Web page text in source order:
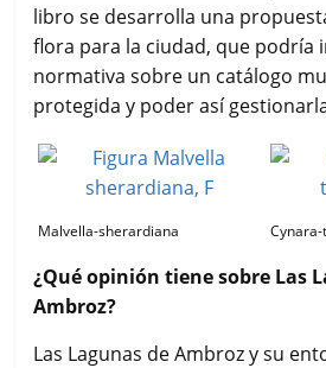
libro se desarrolla una
flora para la ciudad, que podría
normativa sobre un catálogo
protegida y poder así
Malvella-sherardiana
¿Qué opinión tiene sobre Las
Ambroz?
Las Lagunas de Ambroz y su